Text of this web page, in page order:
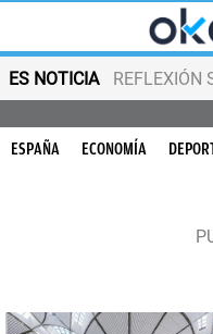
ES NOTICIA
ESPAÑA ECONOMÍA